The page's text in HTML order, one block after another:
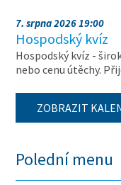
7. srpna 2026 19:00
Hospodský kvíz
Hospodský kvíz -
nebo cenu útěchy.
ZOBRAZIT
Polední menu